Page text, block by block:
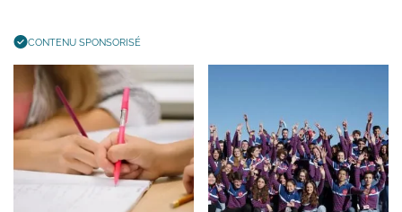
CONTENU SPONSORISÉ